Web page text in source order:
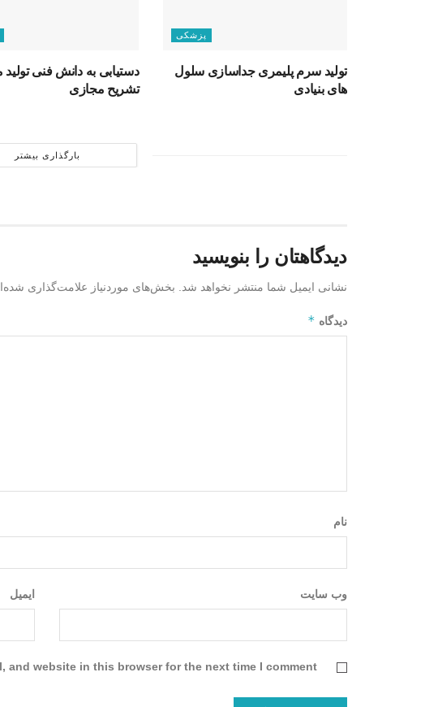
پزشکی
تولید سرم پلیمری جداسازی سلول
های بنیادی
دستیابی به دانش فنی تولید
تشریح مجازی
بارگذاری بیشتر
دیدگاهتان را بنویسید
نشانی ایمیل شما منتشر نخواهد شد. بخش‌های موردنیاز علامت‌گذاری
دیدگاه *
نام
ایمیل وب‌ سایت
and website in this browser for the next time I comment.